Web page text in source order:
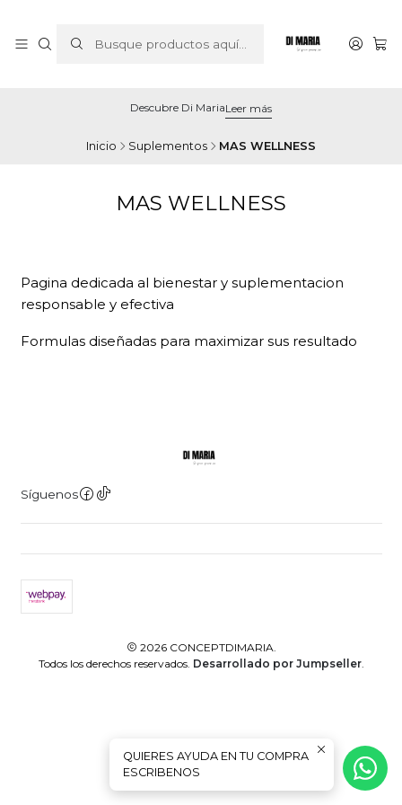
Descubre Di MariaLeer más
Inicio Suplementos MAS WELLNESS
MAS WELLNESS
Pagina dedicada al bienestar y suplementacion
responsable y efectiva
Formulas diseñadas para maximizar sus resultado
Síguenos
2026 CONCEPTDIMARIA.
Todos los derechos reservados. Desarrollado por Jumpseller.
QUIERES AYUDA EN TU COMPRA
ESCRIBENOS